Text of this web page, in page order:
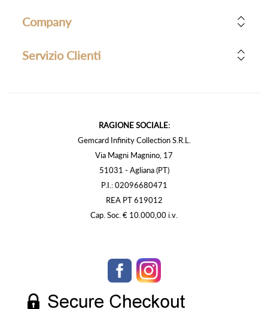
Company
Servizio Clienti
RAGIONE SOCIALE:
Gemcard Infinity Collection S.R.L.
Via Magni Magnino, 17
51031 - Agliana (PT)
P.I.: 02096680471
REA PT 619012
Cap. Soc. € 10.000,00 i.v.